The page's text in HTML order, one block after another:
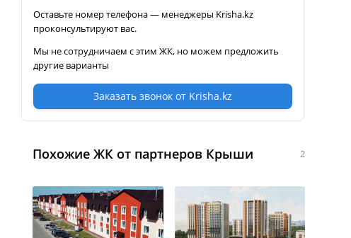
Оставьте номер телефона — менеджеры Krisha.kz
проконсультируют вас.
Мы не сотрудничаем с этим ЖК, но можем предложить
другие варианты
Заказать звонок от Krisha.kz
Похожие ЖК от партнеров Крыши 2